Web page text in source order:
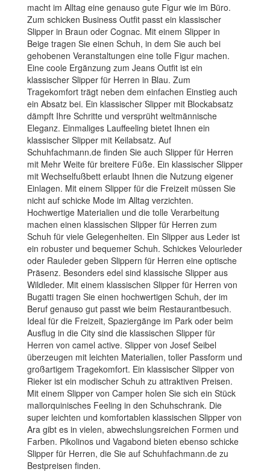
macht im Alltag eine genauso gute Figur wie im Büro.
Zum schicken Business Outfit passt ein klassischer
Slipper in Braun oder Cognac. Mit einem Slipper in
Beige tragen Sie einen Schuh, in dem Sie auch bei
gehobenen Veranstaltungen eine tolle Figur machen.
Eine coole Ergänzung zum Jeans Outfit ist ein
klassischer Slipper für Herren in Blau. Zum
Tragekomfort trägt neben dem einfachen Einstieg auch
ein Absatz bei. Ein klassischer Slipper mit Blockabsatz
dämpft Ihre Schritte und versprüht weltmännische
Eleganz. Einmaliges Lauffeeling bietet Ihnen ein
klassischer Slipper mit Keilabsatz. Auf
Schuhfachmann.de finden Sie auch Slipper für Herren
mit Mehr Weite für breitere Füße. Ein klassischer Slipper
mit Wechselfußbett erlaubt Ihnen die Nutzung eigener
Einlagen. Mit einem Slipper für die Freizeit müssen Sie
nicht auf schicke Mode im Alltag verzichten.
Hochwertige Materialien und die tolle Verarbeitung
machen einen klassischen Slipper für Herren zum
Schuh für viele Gelegenheiten. Ein Slipper aus Leder ist
ein robuster und bequemer Schuh. Schickes Velourleder
oder Rauleder geben Slippern für Herren eine optische
Präsenz. Besonders edel sind klassische Slipper aus
Wildleder. Mit einem klassischen Slipper für Herren von
Bugatti tragen Sie einen hochwertigen Schuh, der im
Beruf genauso gut passt wie beim Restaurantbesuch.
Ideal für die Freizeit, Spaziergänge im Park oder beim
Ausflug in die City sind die klassischen Slipper für
Herren von camel active. Slipper von Josef Seibel
überzeugen mit leichten Materialien, toller Passform und
großartigem Tragekomfort. Ein klassischer Slipper von
Rieker ist ein modischer Schuh zu attraktiven Preisen.
Mit einem Slipper von Camper holen Sie sich ein Stück
mallorquinisches Feeling in den Schuhschrank. Die
super leichten und komfortablen klassischen Slipper von
Ara gibt es in vielen, abwechslungsreichen Formen und
Farben. Pikolinos und Vagabond bieten ebenso schicke
Slipper für Herren, die Sie auf Schuhfachmann.de zu
Bestpreisen finden.